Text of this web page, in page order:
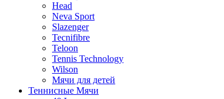
Head
Neva Sport
Slazenger
Tecnifibre
Teloon
Tennis Technology
Wilson
Мячи для детей
Теннисные Мячи